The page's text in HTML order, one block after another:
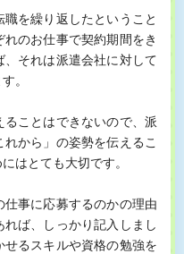
を繰り返したということ
のお仕事で契約期間をき
それは派遣会社に対して
。
ことはできないので、派
から」の姿勢を伝えるこ
はとても大切です。
事に応募するのかの理由
ば、しっかり記入しまし
るスキルや資格の勉強を